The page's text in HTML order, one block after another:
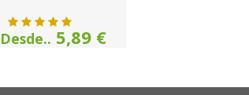
Desde.. 5,89 €